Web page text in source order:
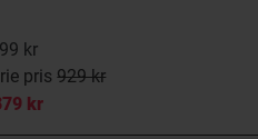
kr
pris 929 kr
kr